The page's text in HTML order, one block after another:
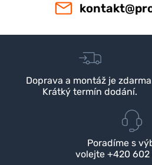
Doprava a montáž je
Krátký termín dodání.
Poradíme s
volejte +420